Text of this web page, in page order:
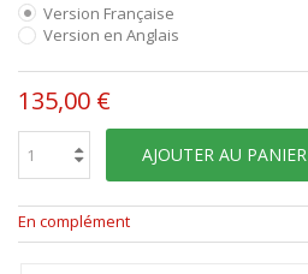
Version Française
Version en Anglais
135,00 €
AJOUTER AU PANIER
En complément